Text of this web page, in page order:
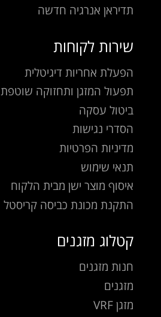
תדיראן אנרגיה חדשה
שירות לקוחות
הפעלת אחריות דיגיטלית
תפעול המזגן ותחזוקה שוטפת
ביטול עסקה
הסדרי נגישות
מדיניות הפרטיות
תנאי שימוש
איסוף מוצר ישן מבית הלקוח
התקנת מכונת כביסה קריסטל
קטלוג מזגנים
חנות מזגנים
מזגנים
מזגן VRF